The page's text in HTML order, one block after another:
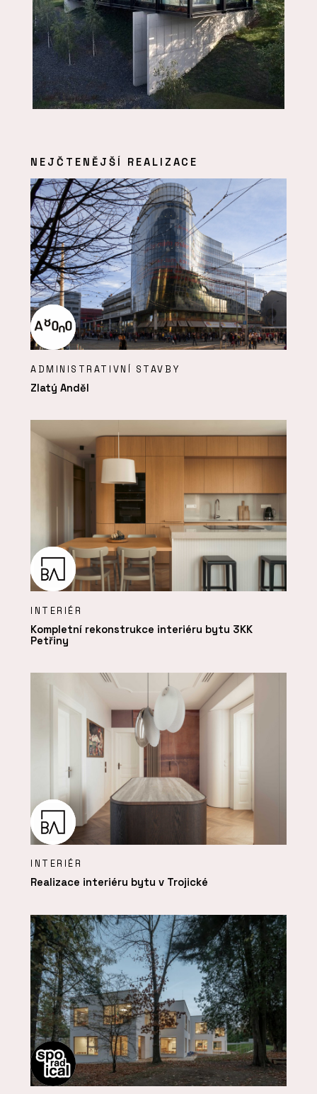
NEJČTENĚJŠÍ REALIZACE
ADMINISTRATIVNÍ STAVBY
Zlatý Anděl
INTERIÉR
Kompletní rekonstrukce interiéru bytu 3KK
Petřiny
INTERIÉR
Realizace interiéru bytu v Trojické